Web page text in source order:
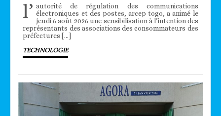
l’ autorité de régulation des communications
électroniques et des postes, arcep togo, a animé le
jeudi 6 août 2026 une sensibilisation à l’intention des
représentants des associations des consommateurs des
préfectures […]
TECHNOLOGIE